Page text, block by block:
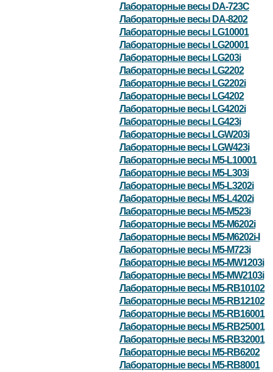
Лабораторные весы DA-723C
Лабораторные весы DA-8202
Лабораторные весы LG10001
Лабораторные весы LG20001
Лабораторные весы LG203i
Лабораторные весы LG2202
Лабораторные весы LG2202i
Лабораторные весы LG4202
Лабораторные весы LG4202i
Лабораторные весы LG423i
Лабораторные весы LGW203i
Лабораторные весы LGW423i
Лабораторные весы M5-L10001
Лабораторные весы M5-L303i
Лабораторные весы M5-L3202i
Лабораторные весы M5-L4202i
Лабораторные весы M5-M523i
Лабораторные весы M5-M6202i
Лабораторные весы M5-M6202i-I
Лабораторные весы M5-M723i
Лабораторные весы M5-MW1203i
Лабораторные весы M5-MW2103i
Лабораторные весы M5-RB10102
Лабораторные весы M5-RB12102
Лабораторные весы M5-RB16001
Лабораторные весы M5-RB25001
Лабораторные весы M5-RB32001
Лабораторные весы M5-RB6202
Лабораторные весы M5-RB8001